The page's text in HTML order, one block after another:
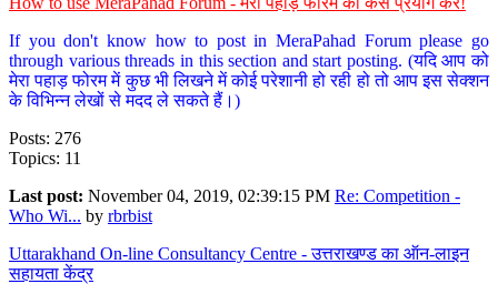
If you don't know how to post in MeraPahad Forum please go
through various threads in this section and start posting. (यदि आप को
मेरा पहाड़ फोरम में कुछ भी लिखने में कोई परेशानी हो रही हो तो आप इस सेक्शन
के विभिन्न लेखों से मदद ले सकते हैं।)
Posts: 276
Topics: 11
Last post: November 04, 2019, 02:39:15 PM Re: Competition -
Who Wi... by rbrbist
Uttarakhand On-line Consultancy Centre - उत्तराखण्ड का ऑन-लाइन
सहायता केंद्र